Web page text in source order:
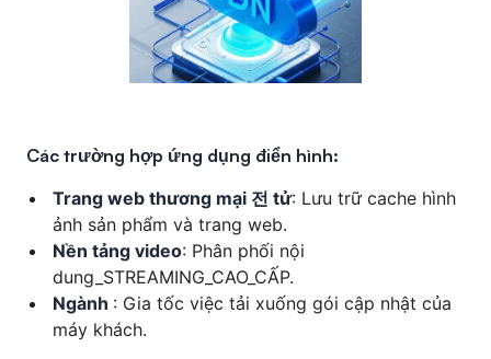
Các trường hợp ứng dụng điển hình:
Trang web thương mại 전 tử: Lưu trữ cache hình
ảnh sản phẩm và trang web.
Nền tảng video: Phân phối nội
dung_STREAMING_CAO_CẤP.
Ngành : Gia tốc việc tải xuống gói cập nhật của
máy khách.